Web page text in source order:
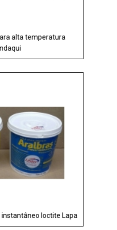
alta temperatura
loctite Lapa